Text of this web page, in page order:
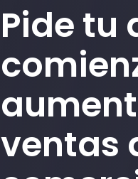
Pide tu
ventas